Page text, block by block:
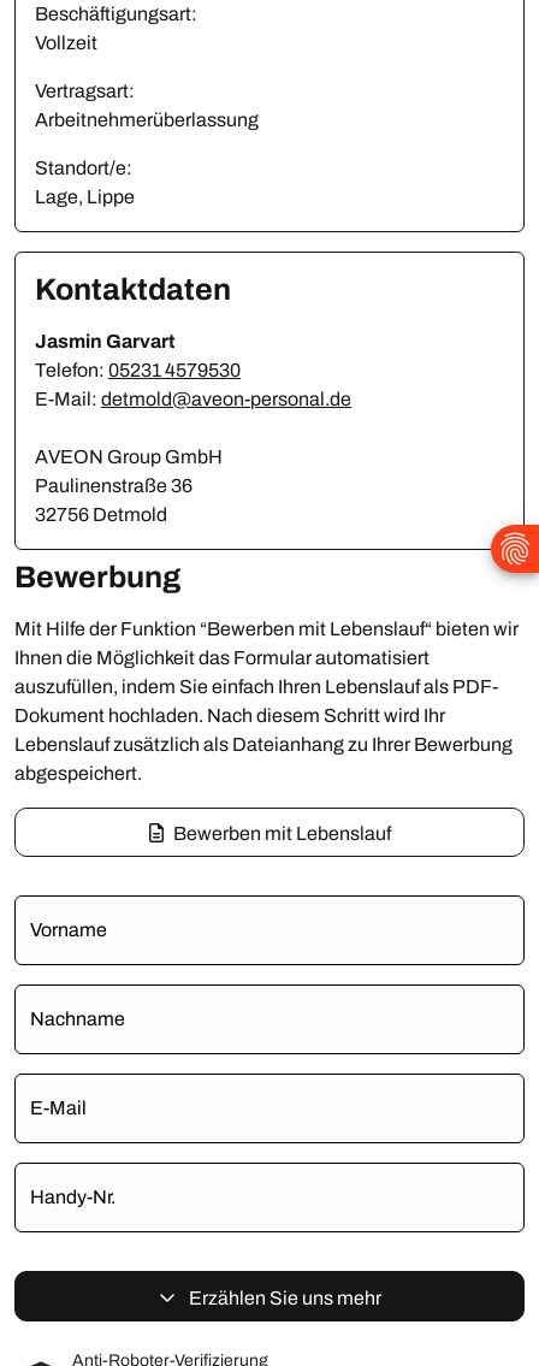
Beschäftigungsart:
Vollzeit
Vertragsart:
Arbeitnehmerüberlassung
Standort/e:
Lage, Lippe
Kontaktdaten
Jasmin Garvart
Telefon: 05231 4579530
E-Mail: detmold@aveon-personal.de
AVEON Group GmbH
Paulinenstraße 36
32756 Detmold
Bewerbung
Mit Hilfe der Funktion “Bewerben mit Lebenslauf“ bieten wir
Ihnen die Möglichkeit das Formular automatisiert
auszufüllen, indem Sie einfach Ihren Lebenslauf als PDF-
Dokument hochladen. Nach diesem Schritt wird Ihr
Lebenslauf zusätzlich als Dateianhang zu Ihrer Bewerbung
abgespeichert.
Bewerben mit Lebenslauf
Vorname
Nachname
E-Mail
Handy-Nr.
Erzählen Sie uns mehr
Anti-Roboter-Verifizierung